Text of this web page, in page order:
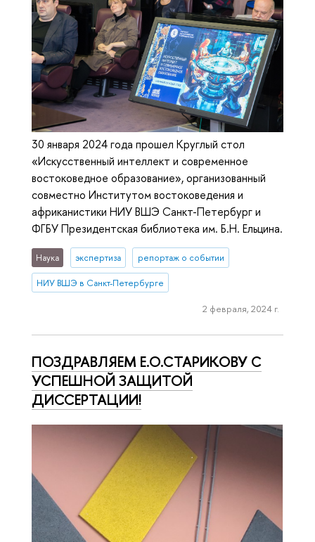
30 января 2024 года прошел Круглый стол
«Искусственный интеллект и современное
востоковедное образование», организованный
совместно Институтом востоковедения и
африканистики НИУ ВШЭ Санкт-Петербург и
ФГБУ Президентская библиотека им. Б.Н. Ельцина.
Наука экспертиза репортаж о событии
НИУ ВШЭ в Санкт-Петербурге
2 февраля, 2024 г.
ПОЗДРАВЛЯЕМ Е.О.СТАРИКОВУ С
УСПЕШНОЙ ЗАЩИТОЙ
ДИССЕРТАЦИИ!